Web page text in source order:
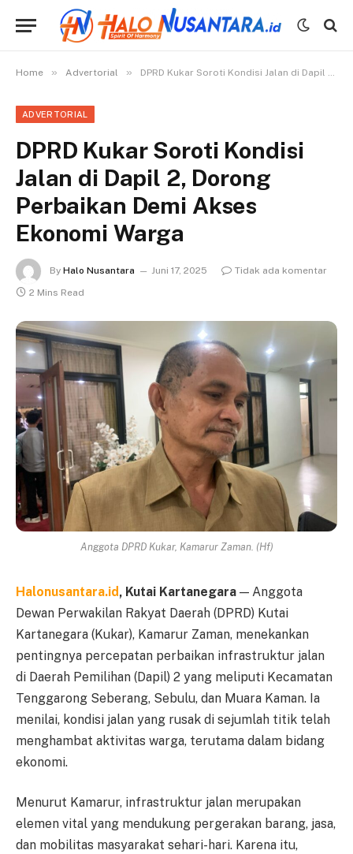
Home » Advertorial » DPRD Kukar Soroti Kondisi Jalan di Dapil 2, Dorong Perbaikan Demi Akses Ekonomi Warga
ADVERTORIAL
DPRD Kukar Soroti Kondisi
Jalan di Dapil 2, Dorong
Perbaikan Demi Akses
Ekonomi Warga
By Halo Nusantara Juni 17, 2025
Tidak ada komentar
2 Mins Read
Anggota DPRD Kukar, Kamarur Zaman. (Hf)
Halonusantara.id, Kutai Kartanegara — Anggota
Dewan Perwakilan Rakyat Daerah (DPRD) Kutai
Kartanegara (Kukar), Kamarur Zaman, menekankan
pentingnya percepatan perbaikan infrastruktur jalan
di Daerah Pemilihan (Dapil) 2 yang meliputi Kecamatan
Tenggarong Seberang, Sebulu, dan Muara Kaman. Ia
menilai, kondisi jalan yang rusak di sejumlah titik telah
menghambat aktivitas warga, terutama dalam bidang
ekonomi.
Menurut Kamarur, infrastruktur jalan merupakan
elemen vital yang mendukung pergerakan barang, jasa,
dan mobilitas masyarakat sehari-hari. Karena itu,